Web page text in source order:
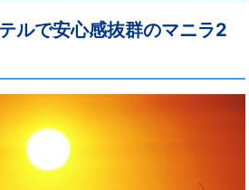
ルで安心感抜群のマニラ2